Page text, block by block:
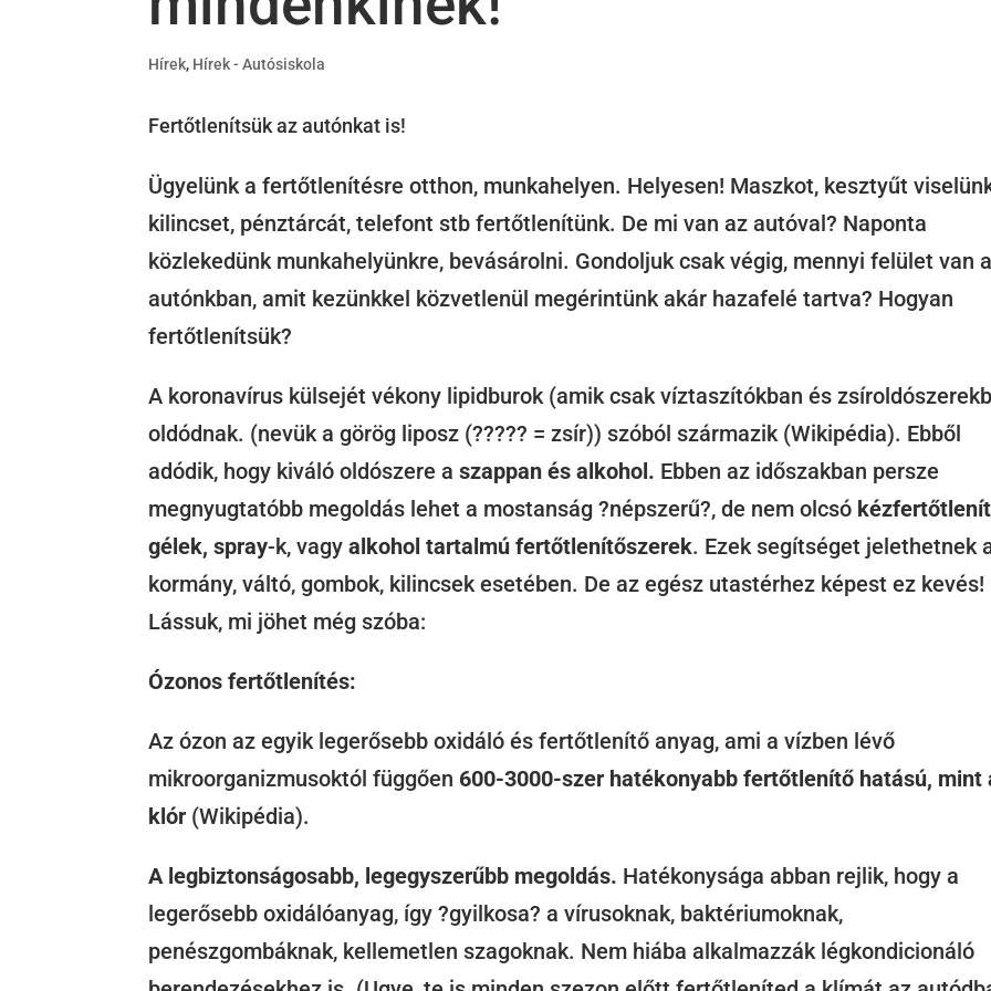
Hírek, Hírek - Autósiskola
Fertőtlenítsük az autónkat is!
Ügyelünk a fertőtlenítésre otthon, munkahelyen. Helyesen! Maszkot, kesztyűt
kilincset, pénztárcát, telefont stb fertőtlenítünk. De mi van az autóval? Naponta
közlekedünk munkahelyünkre, bevásárolni. Gondoljuk csak végig, mennyi felület van
autónkban, amit kezünkkel közvetlenül megérintünk akár hazafelé tartva? Hogyan
fertőtlenítsük?
A koronavírus külsejét vékony lipidburok (amik csak víztaszítókban és
oldódnak. (nevük a görög liposz (????? = zsír)) szóból származik (Wikipédia). Ebből
adódik, hogy kiváló oldószere aszappan és alkohol. Ebben az időszakban persze
megnyugtatóbb megoldás lehet a mostanság ?népszerű?, de nem olcsó
gélek, spray-k, vagyalkohol tartalmú fertőtlenítőszerek. Ezek segítséget jelethetnek
kormány, váltó, gombok, kilincsek esetében. De az egész utastérhez képest ez kevés!
Lássuk, mi jöhet még szóba:
Ózonos fertőtlenítés:
Az ózon az egyik legerősebb oxidáló és fertőtlenítő anyag, ami a vízben lévő
mikroorganizmusoktól függően 600-3000-szer hatékonyabb fertőtlenítő hatású, mint
klór (Wikipédia).
A legbiztonságosabb, legegyszerűbb megoldás. Hatékonysága abban rejlik, hogy a
legerősebb oxidálóanyag, így ?gyilkosa? a vírusoknak, baktériumoknak,
penészgombáknak, kellemetlen szagoknak. Nem hiába alkalmazzák légkondicionáló